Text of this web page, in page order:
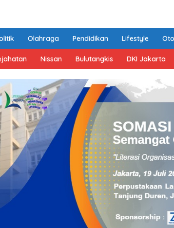
Olahraga Pendidikan Lifestyle
Nissan Bulutangkis DKI Jakarta